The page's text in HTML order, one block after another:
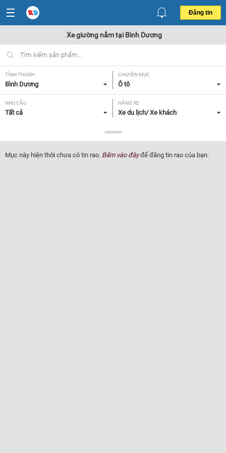
Đăng tin
Xe giường nằm tại Bình Dương
TỈNH THÀNH
Bình Dương
CHUYÊN MỤC
Ô tô
NHU CẦU
Tất cả
HÃNG XE
Xe du lịch/ Xe khách
Xe giường nằm
NĂM SẢN XUẤT
Tất cả
GIÁ XE XUẤT XỨ
Mục này hiện thời chưa có tin rao. Bấm vào đâyđể đăng tin rao của bạn.